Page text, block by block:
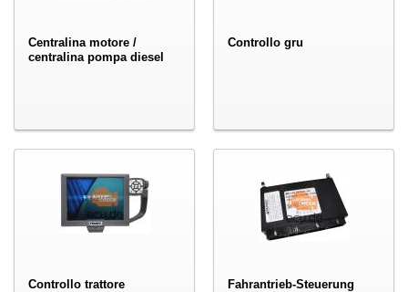
Centralina motore /
centralina pompa diesel
Controllo gru
Controllo trattore Fahrantrieb-Steuerung